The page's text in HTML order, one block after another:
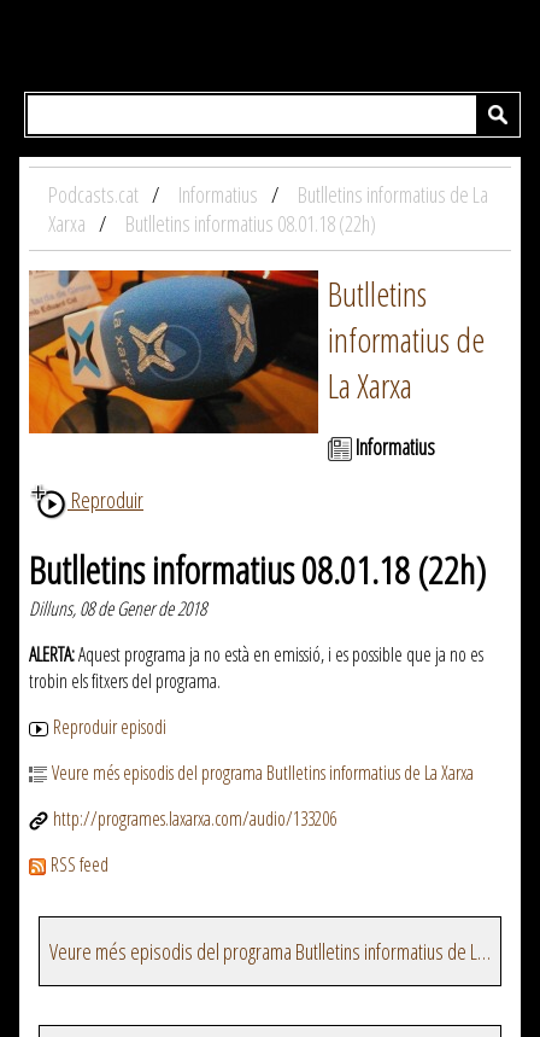
Podcasts.cat Informatius
Butlletins informatius de La
Xarxa
Butlletins informatius 08.01.18 (22h)
Butlletins
informatius de
La Xarxa
Informatius
Reproduir
Butlletins informatius 08.01.18 (22h)
Dilluns, 08 de Gener de 2018
ALERTA:Aquest programa ja no està en emissió, i es possible que ja no es
trobin els fitxers del programa.
Reproduir episodi
Veure més episodis del programa Butlletins informatius de La Xarxa
http://programes.laxarxa.com/audio/133206
RSS feed
Veure més episodis del programa Butlletins informatius de La Xarxa